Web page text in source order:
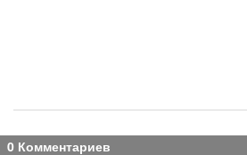
0 Комментариев